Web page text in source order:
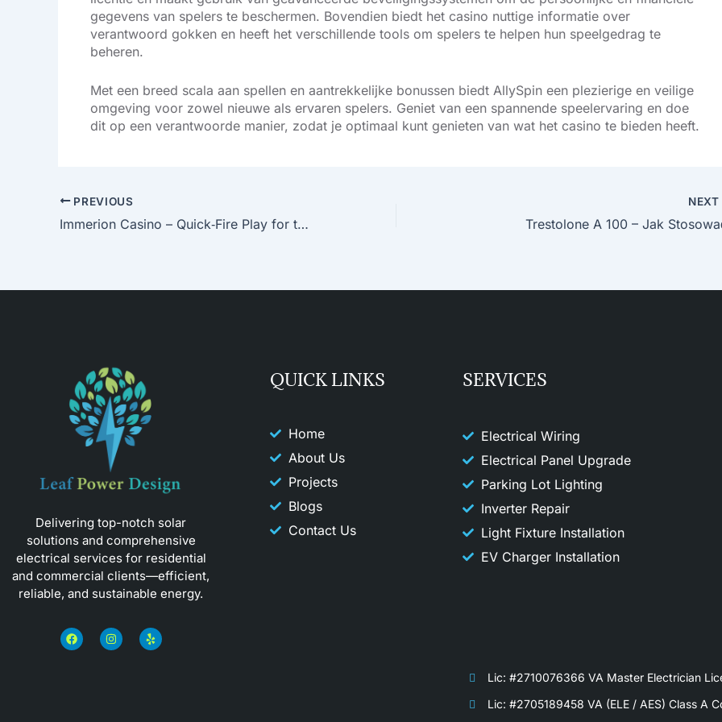
gegevens van spelers te beschermen. Bovendien biedt het casino nuttige informatie over
verantwoord gokken en heeft het verschillende tools om spelers te helpen hun speelgedrag te
beheren.
Met een breed scala aan spellen en aantrekkelijke bonussen biedt AllySpin een plezierige en veilige
omgeving voor zowel nieuwe als ervaren spelers. Geniet van een spannende speelervaring en doe
dit op een verantwoorde manier, zodat je optimaal kunt genieten van wat het casino te bieden heeft.
PREVIOUS
Immerion Casino – Quick‑Fire Play for the Modern Gamer
NEXT
Trestolone A 100 – Jak
Delivering top-notch solar
solutions and comprehensive
electrical services for residential
and commercial clients—efficient,
reliable, and sustainable energy.
F
a
c
I
n
s
Y
e
l
QUICK LINKS
Home
About Us
Projects
Blogs
Contact Us
SERVICES
Electrical Wiring
Electrical Panel Upgrade
Parking Lot Lighting
Inverter Repair
Light Fixture Installation​
EV Charger Installation
Lic: #2710076366 VA Master Electrician
Lic: #2705189458 VA (ELE / AES) Class A